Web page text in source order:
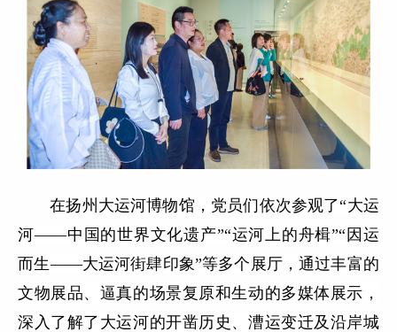
在扬州大运河博物馆，党员们依次参观了“大运
河——中国的世界文化遗产”“运河上的舟楫”“因运
而生——大运河街肆印象”等多个展厅，通过丰富的
文物展品、逼真的场景复原和生动的多媒体展示，
深入了解了大运河的开凿历史、漕运变迁及沿岸城